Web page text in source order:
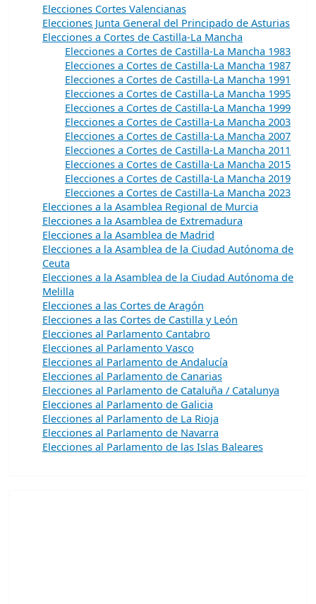
Elecciones Cortes Valencianas
Elecciones Junta General del Principado de Asturias
Elecciones a Cortes de Castilla-La Mancha
Elecciones a Cortes de Castilla-La Mancha 1983
Elecciones a Cortes de Castilla-La Mancha 1987
Elecciones a Cortes de Castilla-La Mancha 1991
Elecciones a Cortes de Castilla-La Mancha 1995
Elecciones a Cortes de Castilla-La Mancha 1999
Elecciones a Cortes de Castilla-La Mancha 2003
Elecciones a Cortes de Castilla-La Mancha 2007
Elecciones a Cortes de Castilla-La Mancha 2011
Elecciones a Cortes de Castilla-La Mancha 2015
Elecciones a Cortes de Castilla-La Mancha 2019
Elecciones a Cortes de Castilla-La Mancha 2023
Elecciones a la Asamblea Regional de Murcia
Elecciones a la Asamblea de Extremadura
Elecciones a la Asamblea de Madrid
Elecciones a la Asamblea de la Ciudad Autónoma de
Ceuta
Elecciones a la Asamblea de la Ciudad Autónoma de
Melilla
Elecciones a las Cortes de Aragón
Elecciones a las Cortes de Castilla y León
Elecciones al Parlamento Cantabro
Elecciones al Parlamento Vasco
Elecciones al Parlamento de Andalucía
Elecciones al Parlamento de Canarias
Elecciones al Parlamento de Cataluña / Catalunya
Elecciones al Parlamento de Galicia
Elecciones al Parlamento de La Rioja
Elecciones al Parlamento de Navarra
Elecciones al Parlamento de las Islas Baleares